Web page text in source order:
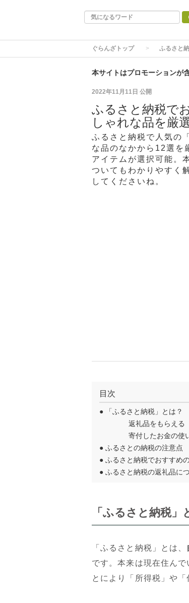
ぐらんざトップ ふるさと
本サイトはプロモーションが
2022年11月11日 公開
ふるさと納税で
しゃれな品を厳
ふるさと納税で人気の
な品のなかから12選を
アイテムが選択可能。
ついてもわかりやすく
してくださいね。
目次
● 「ふるさと納税」とは？
返礼品をもらえる
寄付したお金の使
● ふるさとの納税の注意点
● ふるさと納税でおすすめ
● ふるさと納税の返礼品に
「ふるさと納税」
「ふるさと納税」とは、
です。本来は現在住ん
とにより「所得税」や